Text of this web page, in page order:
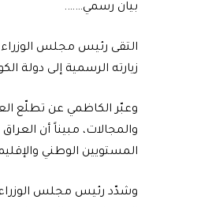
بيان رسمي…….
التقى رئيس مجلس
زيارته الرسمية إلى دولة
وعبّر الكاظمي عن تطلّع
والمجالات، مبيناً أن
المستويين الوطني
وشدّد رئيس مجلس الوزراء